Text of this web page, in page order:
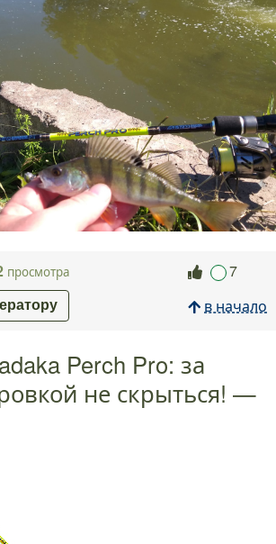
просмотра 7
в начало
Perch Pro: за
не скрыться! —